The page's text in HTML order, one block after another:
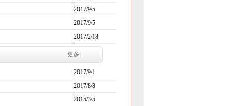
2017/9/5
2017/9/5
2017/2/18
更多..
2017/9/1
2017/8/8
2015/3/5